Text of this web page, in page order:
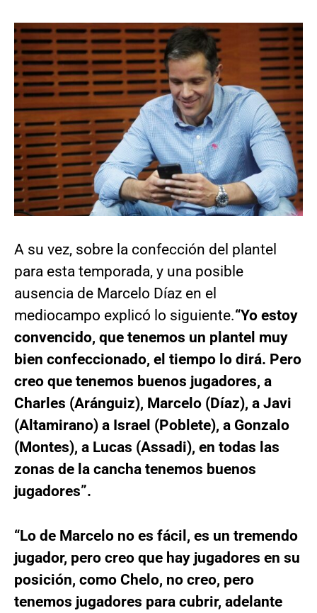
A su vez, sobre la confección del plantel
para esta temporada, y una posible
ausencia de Marcelo Díaz en el
mediocampo explicó lo siguiente.“Yo estoy
convencido, que tenemos un plantel muy
bien confeccionado, el tiempo lo dirá. Pero
creo que tenemos buenos jugadores, a
Charles (Aránguiz), Marcelo (Díaz), a Javi
(Altamirano) a Israel (Poblete), a Gonzalo
(Montes), a Lucas (Assadi), en todas las
zonas de la cancha tenemos buenos
jugadores”.
“Lo de Marcelo no es fácil, es un tremendo
jugador, pero creo que hay jugadores en su
posición, como Chelo, no creo, pero
tenemos jugadores para cubrir, adelante